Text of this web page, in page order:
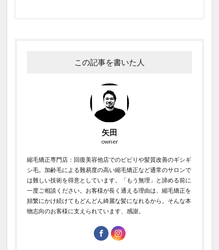
この記事を書いた人
矢田
owner
縮毛矯正専門店：回復美容他店でのビビりや髪質改善のギシギ
シ毛。加齢毛による難易度の高い縮毛矯正など通常のサロンで
は難しい技術を得意としています。「もう無理」と諦める前に
一度ご相談ください。お客様が長く通える理由は、縮毛矯正を
頻繁にかけ続けてもどんどん綺麗な髪になれるから。そんな本
物志向のお客様に支えられています、感謝。